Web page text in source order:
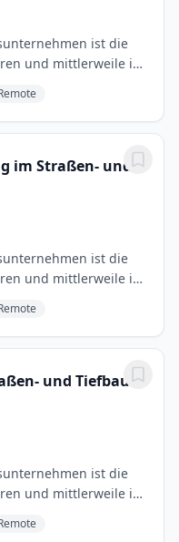
ist die
und mittlerweile in
in der Bauwirtschaft
im Straßen- und
ist die
und mittlerweile in
in der Bauwirtschaft
und Tiefbau
ist die
und mittlerweile in
in der Bauwirtschaft